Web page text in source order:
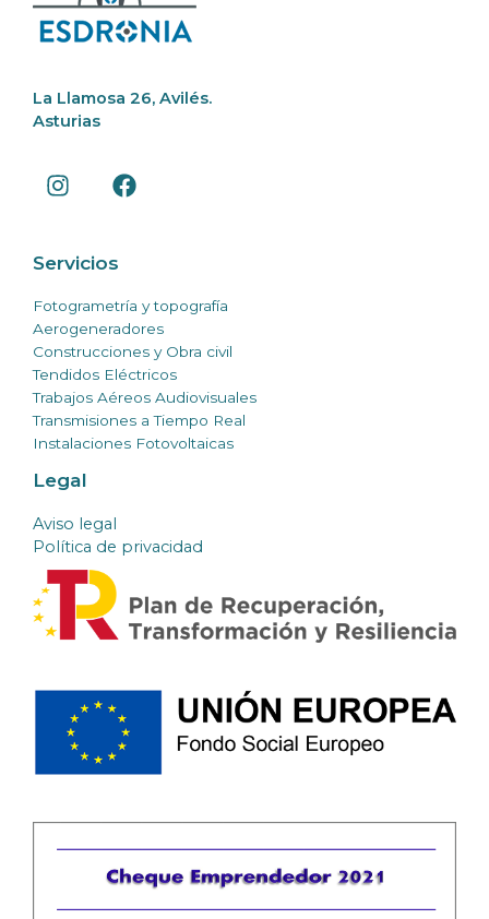
La Llamosa 26, Avilés.
Asturias
Servicios
Fotogrametría y topografía
Aerogeneradores
Construcciones y Obra civil
Tendidos Eléctricos
Trabajos Aéreos Audiovisuales
Transmisiones a Tiempo Real
Instalaciones Fotovoltaicas
Legal
Aviso legal
Política de privacidad